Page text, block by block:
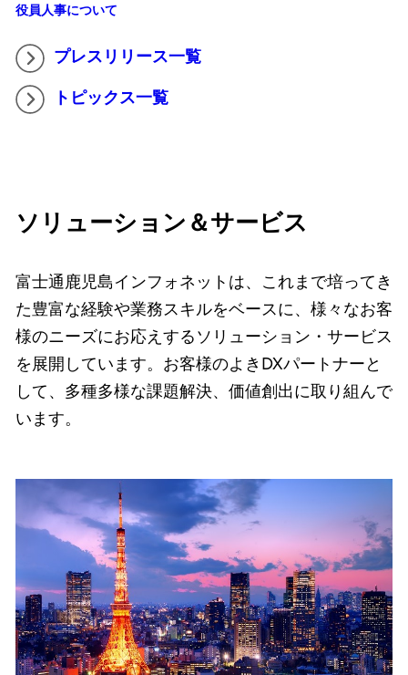
役員人事について
プレスリリース一覧
トピックス一覧
ソリューション＆サービス
富士通鹿児島インフォネットは、これまで培ってき
た豊富な経験や業務スキルをベースに、様々なお客
様のニーズにお応えするソリューション・サービス
を展開しています。お客様のよきDXパートナーと
して、多種多様な課題解決、価値創出に取り組んで
います。